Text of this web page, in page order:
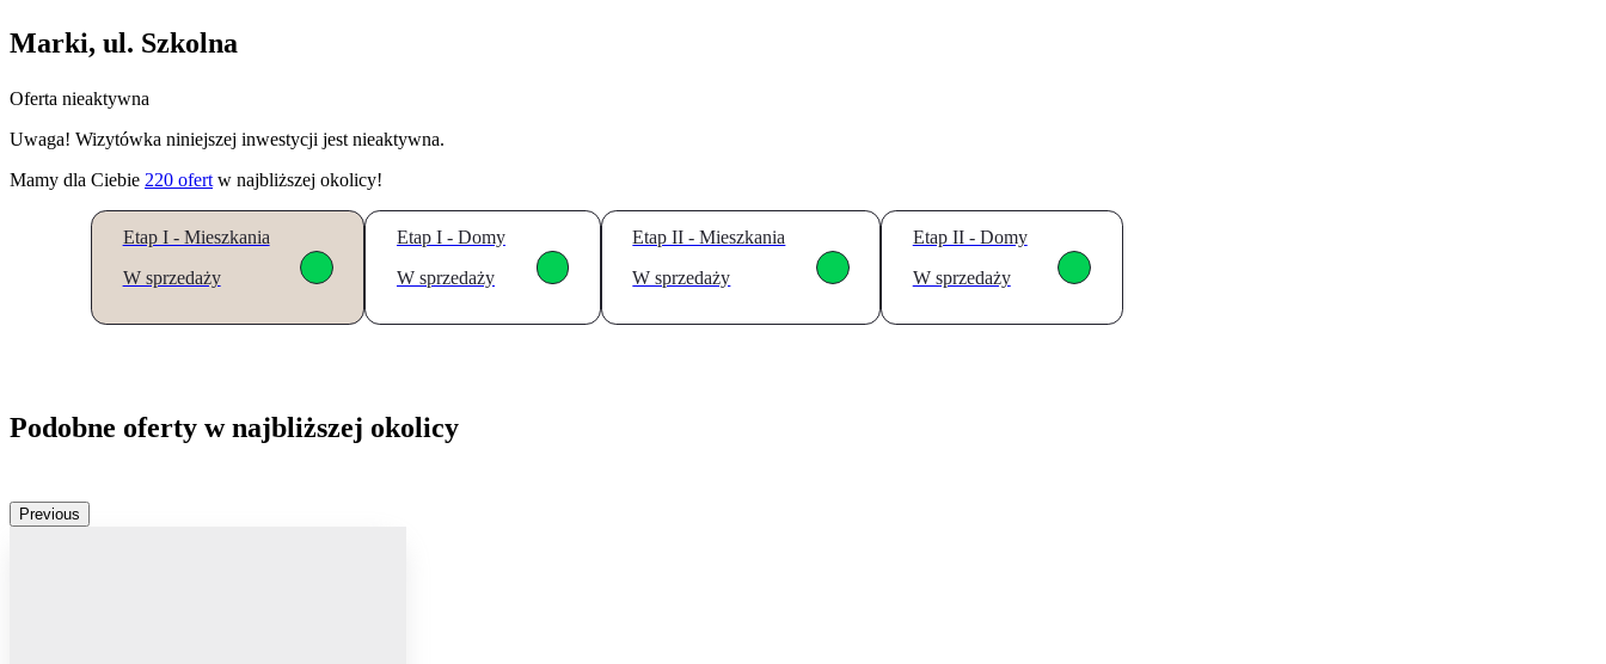
Marki, ul. Szkolna
Oferta nieaktywna
Uwaga! Wizytówka niniejszej inwestycji jest nieaktywna.
Mamy dla Ciebie 220 ofert w najbliższej okolicy!
Etap I - Mieszkania
W sprzedaży
Etap I - Domy
W sprzedaży
Etap II - Mieszkania
W sprzedaży
Etap II - Domy
W sprzedaży
Podobne oferty w najbliższej okolicy
Previous